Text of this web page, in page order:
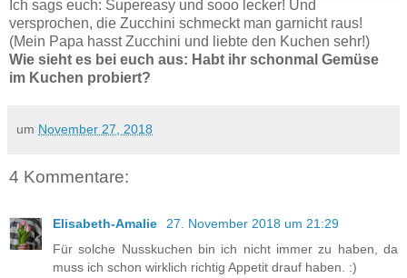
Ich sags euch: Supereasy und sooo lecker! Und
versprochen, die Zucchini schmeckt man garnicht raus!
(Mein Papa hasst Zucchini und liebte den Kuchen sehr!)
Wie sieht es bei euch aus: Habt ihr schonmal Gemüse
im Kuchen probiert?
um November 27, 2018
4 Kommentare:
Elisabeth-Amalie
27. November 2018 um 21:29
Für solche Nusskuchen bin ich nicht immer zu haben, da
muss ich schon wirklich richtig Appetit drauf haben. :)